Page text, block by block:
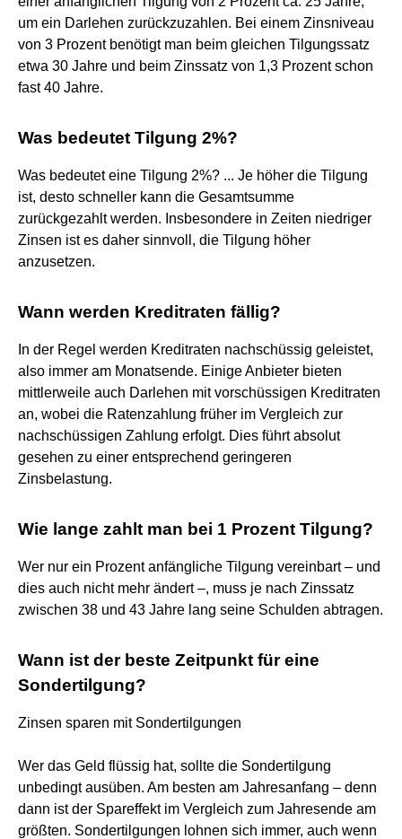
um ein Darlehen zurückzuzahlen. Bei einem Zinsniveau
von 3 Prozent benötigt man beim gleichen Tilgungssatz
etwa 30 Jahre und beim Zinssatz von 1,3 Prozent schon
fast 40 Jahre.
Was bedeutet Tilgung 2%?
Was bedeutet eine Tilgung 2%? ... Je höher die Tilgung
ist, desto schneller kann die Gesamtsumme
zurückgezahlt werden. Insbesondere in Zeiten niedriger
Zinsen ist es daher sinnvoll, die Tilgung höher
anzusetzen.
Wann werden Kreditraten fällig?
In der Regel werden Kreditraten nachschüssig geleistet,
also immer am Monatsende. Einige Anbieter bieten
mittlerweile auch Darlehen mit vorschüssigen Kreditraten
an, wobei die Ratenzahlung früher im Vergleich zur
nachschüssigen Zahlung erfolgt. Dies führt absolut
gesehen zu einer entsprechend geringeren
Zinsbelastung.
Wie lange zahlt man bei 1 Prozent Tilgung?
Wer nur ein Prozent anfängliche Tilgung vereinbart – und
dies auch nicht mehr ändert –, muss je nach Zinssatz
zwischen 38 und 43 Jahre lang seine Schulden abtragen.
Wann ist der beste Zeitpunkt für eine
Sondertilgung?
Zinsen sparen mit Sondertilgungen
Wer das Geld flüssig hat, sollte die Sondertilgung
unbedingt ausüben. Am besten am Jahresanfang – denn
dann ist der Spareffekt im Vergleich zum Jahresende am
größten. Sondertilgungen lohnen sich immer, auch wenn